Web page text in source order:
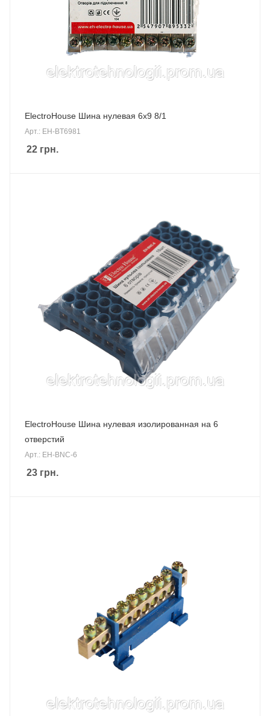
ElectroHouse Шина нулевая 6х9 8/1
Арт.: EH-BT6981
22 грн.
ElectroHouse Шина нулевая изолированная на 6
отверстий
Арт.: EH-BNC-6
23 грн.